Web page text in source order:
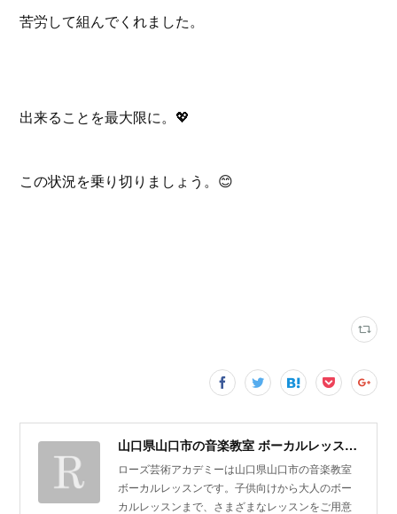
苦労して組んでくれました。
出来ることを最大限に。💖
この状況を乗り切りましょう。😊
山口県山口市の音楽教室 ボーカルレッスン | ローズ芸術アカデミー
ローズ芸術アカデミーは山口県山口市の音楽教室
ボーカルレッスンです。子供向けから大人のボー
カルレッスンまで、さまざまなレッスンをご用意